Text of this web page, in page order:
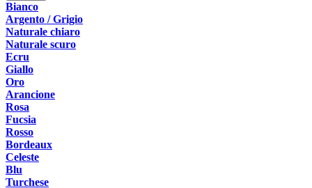
Bianco
Argento / Grigio
Naturale chiaro
Naturale scuro
Ecru
Giallo
Oro
Arancione
Rosa
Fucsia
Rosso
Bordeaux
Celeste
Blu
Turchese